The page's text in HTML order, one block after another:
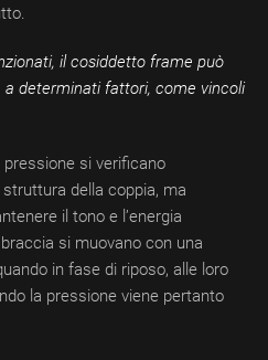
il cosiddetto frame può
determinati fattori, come vincoli
si verificano
della coppia, ma
il tono e l’energia
si muovano con una
in fase di riposo, alle loro
la pressione viene pertanto